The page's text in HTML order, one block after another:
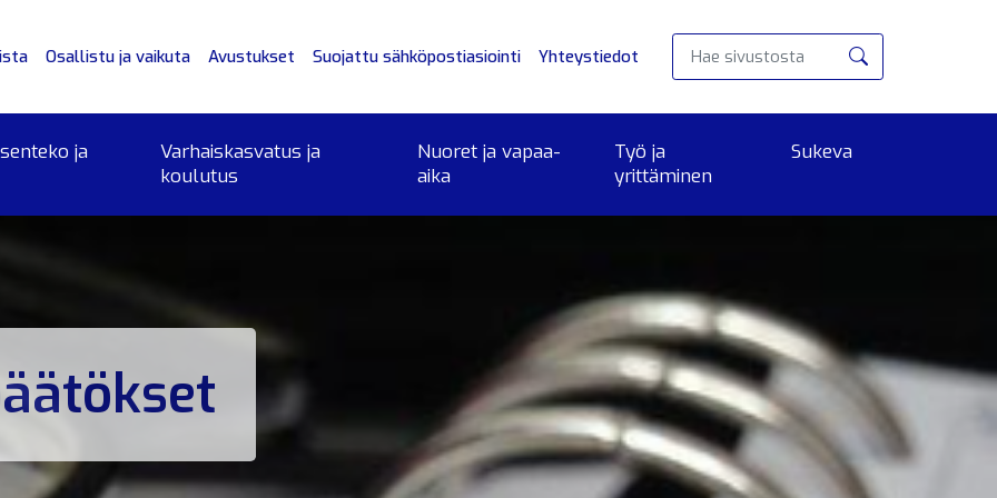
Osallistu ja vaikuta Avustukset Suojattu sähköpostiasiointi Yhteystiedot
Hae
ja
Varhaiskasvatus ja
koulutus
Nuoret ja vapaa-
aika
Työ ja
yrittäminen
Sukeva